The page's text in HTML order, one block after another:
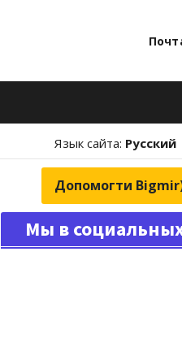
Язык сайта: Русский
Допомогти
Мы в